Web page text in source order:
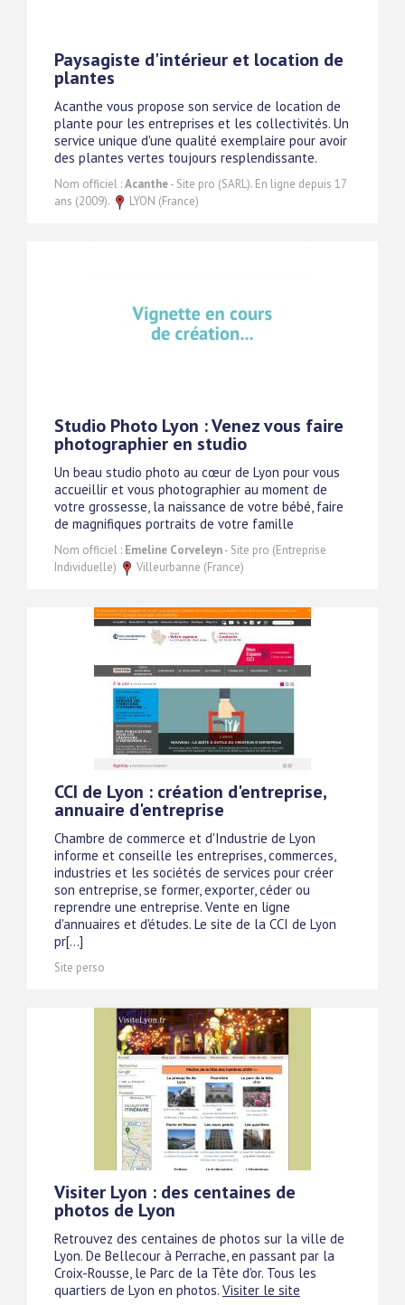
Paysagiste d'intérieur et location de
plantes
Acanthe vous propose son service de location de
plante pour les entreprises et les collectivités. Un
service unique d'une qualité exemplaire pour avoir
des plantes vertes toujours resplendissante.
Nom officiel :Acanthe- Site pro (SARL). En ligne depuis 17
ans (2009).
LYON (France)
Studio Photo Lyon : Venez vous faire
photographier en studio
Un beau studio photo au cœur de Lyon pour vous
accueillir et vous photographier au moment de
votre grossesse, la naissance de votre bébé, faire
de magnifiques portraits de votre famille
Nom officiel : Emeline Corveleyn- Site pro (Entreprise
Individuelle)
Villeurbanne (France)
CCI de Lyon : création d'entreprise,
annuaire d'entreprise
Chambre de commerce et d'Industrie de Lyon
informe et conseille les entreprises, commerces,
industries et les sociétés de services pour créer
son entreprise, se former, exporter, céder ou
reprendre une entreprise. Vente en ligne
d'annuaires et d'études. Le site de la CCI de Lyon
pr[...]
Site perso
Visiter Lyon : des centaines de
photos de Lyon
Retrouvez des centaines de photos sur la ville de
Lyon. De Bellecour à Perrache, en passant par la
Croix-Rousse, le Parc de la Tête d'or. Tous les
quartiers de Lyon en photos. Visiter le site